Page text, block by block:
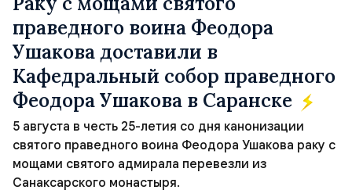
праведного воина Феодора
Ушакова доставили в
Кафедральный собор праведного
Феодора Ушакова в Саранске
5 августа в честь 25-летия со дня канонизации
святого праведного воина Феодора Ушакова раку с
мощами святого адмирала перевезли из
Санаксарского монастыря.